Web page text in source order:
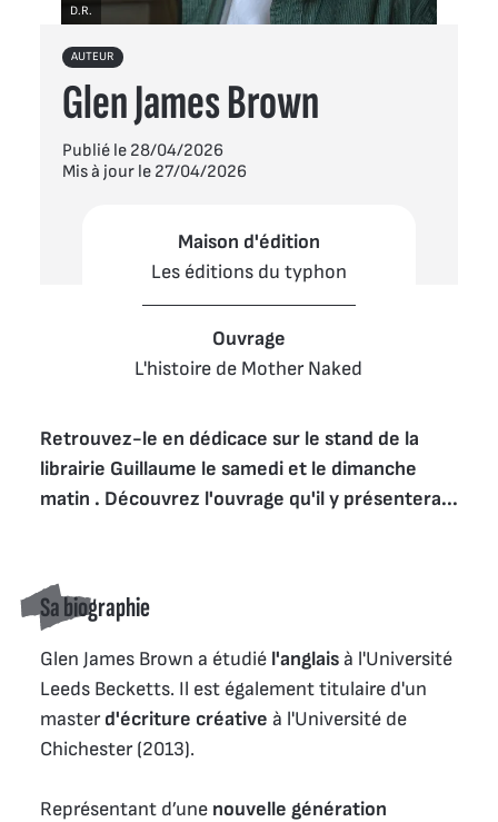
D.R.
AUTEUR
Glen James Brown
Publié le 28/04/2026
Mis à jour le 27/04/2026
Maison d'édition
Les éditions du typhon
Ouvrage
L'histoire de Mother Naked
Retrouvez-le en dédicace sur le stand de la
librairie Guillaume le samedi et le dimanche
matin . Découvrez l'ouvrage qu'il y présentera...
Sa biographie
Glen James Brown a étudié l'anglais à l'Université
Leeds Becketts. Il est également titulaire d'un
master d'écriture créative à l'Université de
Chichester (2013).
Représentant d’une nouvelle génération